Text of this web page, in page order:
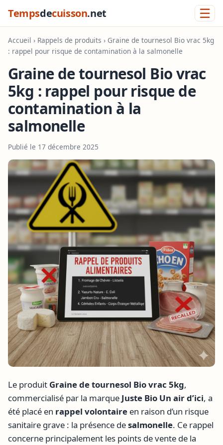
Tempsdecuisson.net ☰
Accueil › Rappels de produits › Graine de tournesol Bio vrac 5kg
: rappel pour risque de contamination à la salmonelle
Graine de tournesol Bio vrac
5kg : rappel pour risque de
contamination à la
salmonelle
Publié le 17 décembre 2025
Le produit Graine de tournesol Bio vrac 5kg,
commercialisé par la marque Juste Bio Un air d’ici, a
été placé en rappel volontaire en raison d’un risque
sanitaire grave : la présence desalmonelle. Ce rappel
concerne principalement les points de vente de la